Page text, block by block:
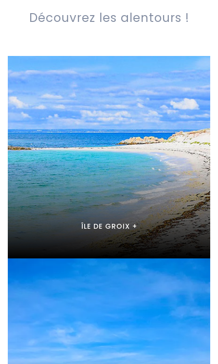
Découvrez les alentours !
ÎLE DE GROIX +